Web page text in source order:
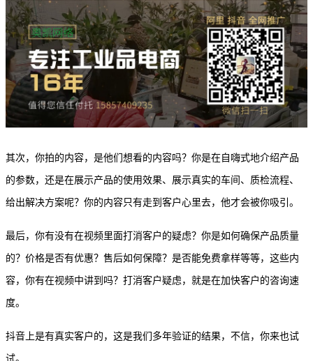
其次，你拍的内容，是他们想看的内容吗？你是在自嗨式地介绍产品
的参数，还是在展示产品的使用效果、展示真实的车间、质检流程、
给出解决方案呢？你的内容只有走到客户心里去，他才会被你吸引。
最后，你有没有在视频里面打消客户的疑虑？你是如何确保产品质量
的？价格是否有优惠？售后如何保障？是否能免费拿样等等，这些内
容，你有在视频中讲到吗？打消客户疑虑，就是在加快客户的咨询速
度。
抖音上是有真实客户的，这是我们多年验证的结果，不信，你来也试
试。